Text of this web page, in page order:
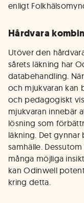
enligt
Hårdvara
Utöver den
sårets läkning har
databehandling.
och mjukvaran kan
och pedagogiskt
mjukvaran innebär
lösning som
läkning. Det
samhälle.
många möjliga
kan Odinwell
kring detta.